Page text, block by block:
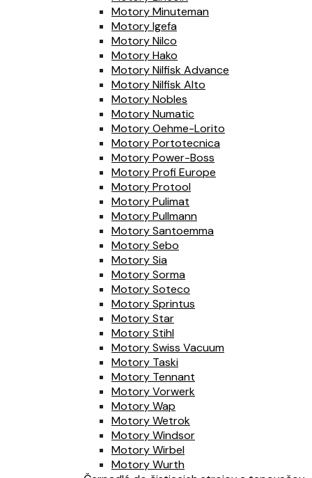
Motory Minuteman
Motory Igefa
Motory Nilco
Motory Hako
Motory Nilfisk Advance
Motory Nilfisk Alto
Motory Nobles
Motory Numatic
Motory Oehme-Lorito
Motory Portotecnica
Motory Power-Boss
Motory Profi Europe
Motory Protool
Motory Pulimat
Motory Pullmann
Motory Santoemma
Motory Sebo
Motory Sia
Motory Sorma
Motory Soteco
Motory Sprintus
Motory Star
Motory Stihl
Motory Swiss Vacuum
Motory Taski
Motory Tennant
Motory Vorwerk
Motory Wap
Motory Wetrok
Motory Windsor
Motory Wirbel
Motory Wurth